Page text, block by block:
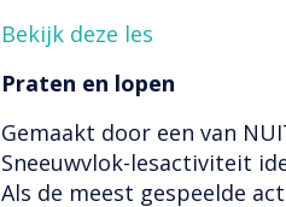
Bekijk deze les
Praten en lopen
Gemaakt door een van
Sneeuwvlok-lesactiviteit
Als de meest gespeelde